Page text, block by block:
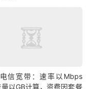
信宽带：速率以Mbps
以GB计算，资费因套餐